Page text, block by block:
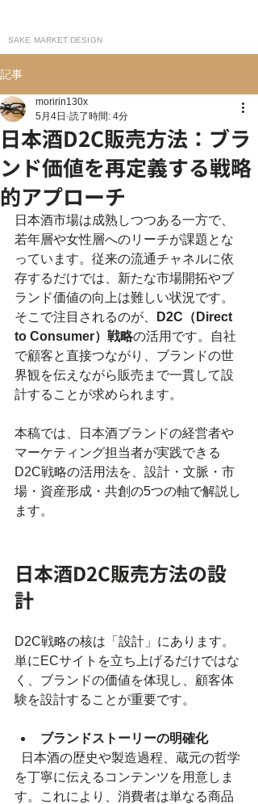
SAKE MARKET DESIGN
記事
日本酒D2C販売方法：ブラ
ンド価値を再定義する戦略
的アプローチ
moririn130x
5月4日 読了時間: 4分
日本酒市場は成熟しつつある一方で、
若年層や女性層へのリーチが課題とな
っています。従来の流通チャネルに依
存するだけでは、新たな市場開拓やブ
ランド価値の向上は難しい状況です。
そこで注目されるのが、
D2C（Direct
to Consumer）戦略の活用です。自社
で顧客と直接つながり、ブランドの世
界観を伝えながら販売まで一貫して設
計することが求められます。
本稿では、日本酒ブランドの経営者や
マーケティング担当者が実践できる
D2C戦略の活用法を、設計・文脈・市
場・資産形成・共創の5つの軸で解説し
ます。
日本酒D2C販売方法の設
計
D2C戦略の核は「設計」にあります。
単にECサイトを立ち上げるだけではな
く、ブランドの価値を体現し、顧客体
験を設計することが重要です。
ブランドストーリーの明確化
を丁寧に伝えるコンテンツを用意しま
す。これにより、消費者は単なる商品